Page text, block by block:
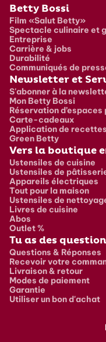
Pied de page
Betty Bossi
Film «Salut Betty»
Spectacle culinaire et
Entreprise
Carrière & jobs
Durabilité
Communiqués de
Newsletter et
S'abonner à la
Mon Betty Bossi
Réservation
Carte-cadeaux
Application de recettes
Green Betty
Vers la boutique
Ustensiles de cuisine
Ustensiles de
Appareils électriques
Tout pour la maison
Ustensiles de
Livres de cuisine
Abos
Outlet %
Tu as des
Questions & Réponses
Recevoir votre
Livraison & retour
Modes de paiement
Garantie
Utiliser un bon d'achat